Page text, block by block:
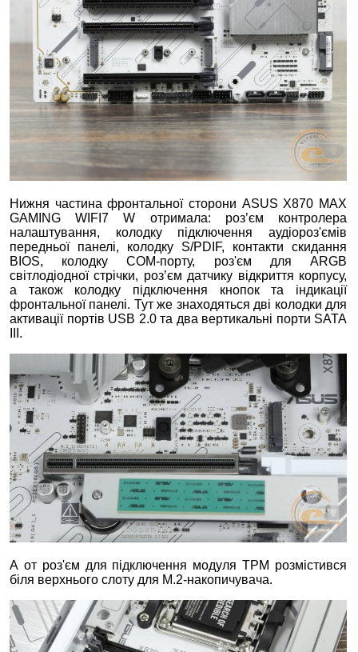
Нижня частина фронтальної сторони ASUS X870 MAX
GAMING WIFI7 W отримала: роз’єм контролера
налаштування, колодку підключення аудіороз'ємів
передньої панелі, колодку S/PDIF, контакти скидання
BIOS, колодку COM-порту, роз'єм для ARGB
світлодіодної стрічки, роз’єм датчику відкриття корпусу,
а також колодку підключення кнопок та індикації
фронтальної панелі. Тут же знаходяться дві колодки для
активації портів USB 2.0 та два вертикальні порти SATA
III.
А от роз'єм для підключення модуля ТРМ розмістився
біля верхнього слоту для M.2-накопичувача.